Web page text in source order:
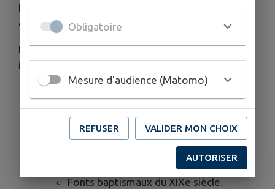
diocèse de Saint-Brieuc et Tréguier.
L'église est placée sous le patronage de Saint-
Méloir.
Maître autel (XVIIIe siècle).
Statues de saint Pierre et saint Méloir
(XVIIe siècle), de la Vierge à l'oiseau du
Croix processionnelle du XVIe siècle.
Fonts baptismaux du XIXe siècle.
Obligatoire
Mesure d'audience (Matomo)
REFUSER VALIDER MON CHOIX
AUTORISER